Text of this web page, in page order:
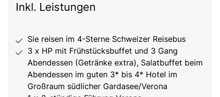
Inkl. Leistungen
Sie reisen im 4-Sterne Schweizer Reisebus
3 x HP mit Frühstücksbuffet und 3 Gang
Abendessen (Getränke extra), Salatbuffet beim
Abendessen im guten 3* bis 4* Hotel im
Großraum südlicher Gardasee/Verona